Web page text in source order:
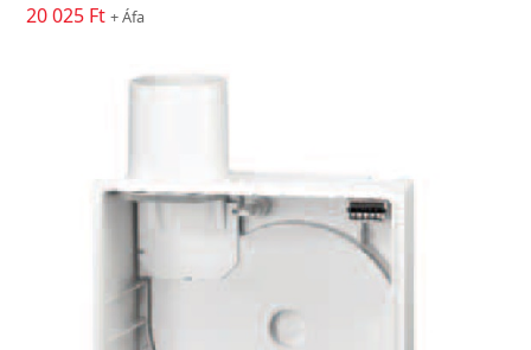
20 025 Ft + Áfa